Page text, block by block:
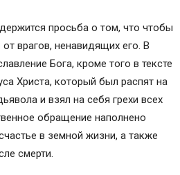
просьба о том, что чтобы
врагов, ненавидящих его. В
Бога, кроме того в тексте
Христа, который был распят на
и взял на себя грехи всех
обращение наполнено
в земной жизни, а также
смерти.